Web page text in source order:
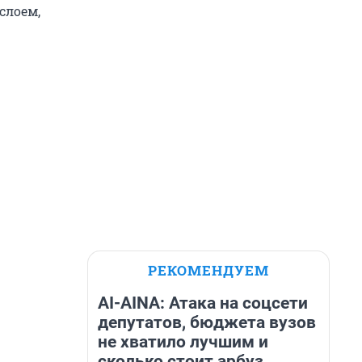
РЕКОМЕНДУЕМ
AI-AINA: Атака на соцсети
депутатов, бюджета вузов
не хватило лучшим и